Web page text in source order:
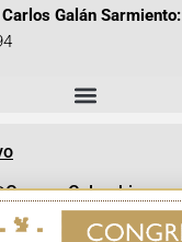
Galán Sarmiento: